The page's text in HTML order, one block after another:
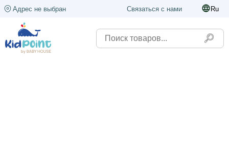
Адрес не выбран Связаться с нами Ru